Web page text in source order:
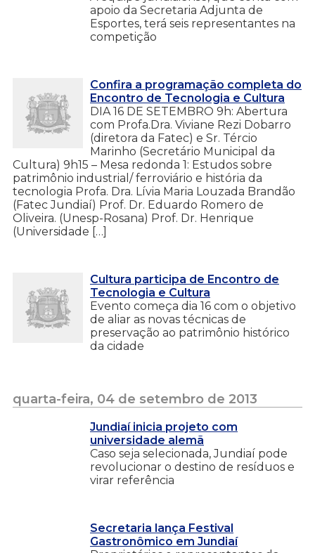
apoio da Secretaria Adjunta de
Esportes, terá seis representantes na
competição
Confira a programação completa do
Encontro de Tecnologia e Cultura
DIA 16 DE SETEMBRO 9h: Abertura
com Profa.Dra. Viviane Rezi Dobarro
(diretora da Fatec) e Sr. Tércio
Marinho (Secretário Municipal da
Cultura) 9h15 – Mesa redonda 1: Estudos sobre
patrimônio industrial/ ferroviário e história da
tecnologia Profa. Dra. Lívia Maria Louzada Brandão
(Fatec Jundiaí) Prof. Dr. Eduardo Romero de
Oliveira. (Unesp-Rosana) Prof. Dr. Henrique
(Universidade […]
Cultura participa de Encontro de
Tecnologia e Cultura
Evento começa dia 16 com o objetivo
de aliar as novas técnicas de
preservação ao patrimônio histórico
da cidade
quarta-feira, 04 de setembro de 2013
Jundiaí inicia projeto com
universidade alemã
Caso seja selecionada, Jundiaí pode
revolucionar o destino de resíduos e
virar referência
Secretaria lança Festival
Gastronômico em Jundiaí